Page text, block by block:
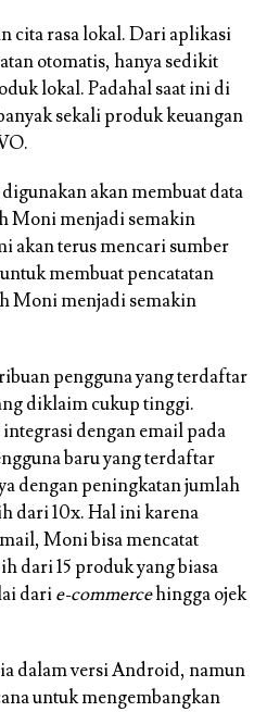
cita rasa lokal. Dari aplikasi
otomatis, hanya sedikit
lokal. Padahal saat ini di
sekali produk keuangan
akan membuat data
Moni menjadi semakin
akan terus mencari sumber
membuat pencatatan
Moni menjadi semakin
pengguna yang terdaftar
diklaim cukup tinggi.
dengan email pada
baru yang terdaftar
dengan peningkatan jumlah
dari 10x. Hal ini karena
Moni bisa mencatat
dari 15 produk yang biasa
darie-commercehingga ojek
dalam versi Android, namun
untuk mengembangkan